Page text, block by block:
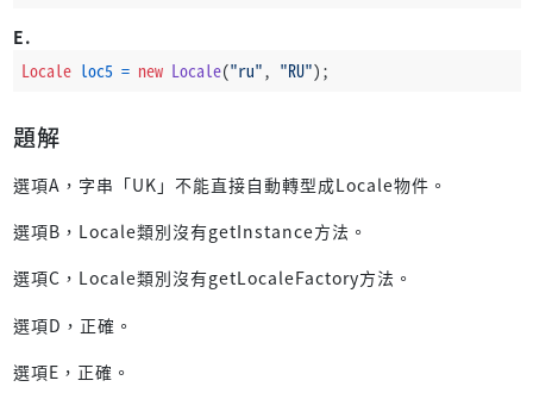
E.
Locale loc5 = new Locale("ru", "RU");
題解
選項A，字串「UK」不能直接自動轉型成Locale物件。
選項B，Locale類別沒有getInstance方法。
選項C，Locale類別沒有getLocaleFactory方法。
選項D，正確。
選項E，正確。